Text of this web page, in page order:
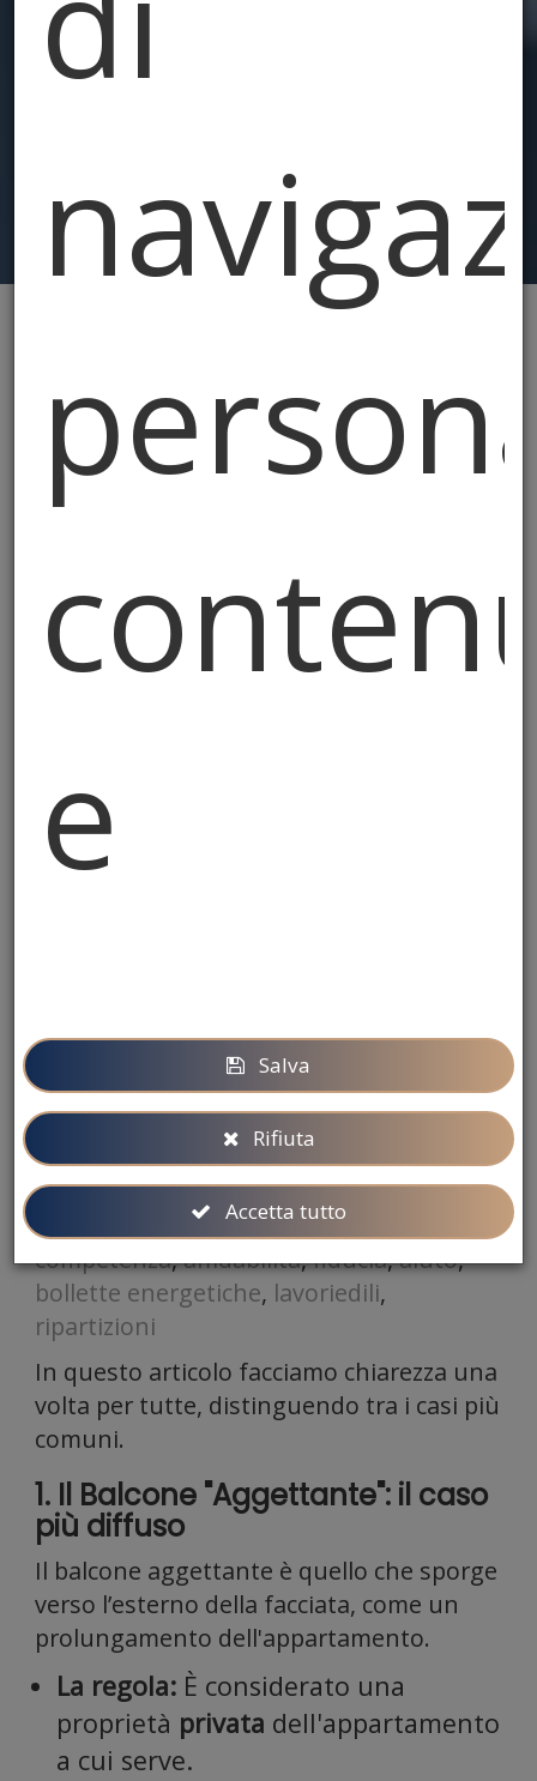
balcone: chi paga i
danni?
amministrazioneintegrata
supercondominio,balconi,spese,
spesecondominiali ,bilanci
amministratore,tecnico,
studiotecnicodelucavittorio,edilizia,
gestione
gestioneimmobiliare
competenza,affidabilità,fiducia,aiuto,
bollette energetiche, lavoriedili,
ripartizioni
In questo articolo facciamo chiarezza una
volta per tutte, distinguendo tra i casi più
comuni.
1. Il Balcone "Aggettante": il caso
più diffuso
Il balcone aggettante è quello che sporge
verso l’esterno della facciata, come un
prolungamento dell'appartamento.
La regola:È considerato una
proprietà privata dell'appartamento
a cui serve.
e
fornire
per i
Salva
Rifiuta
Accetta tutto